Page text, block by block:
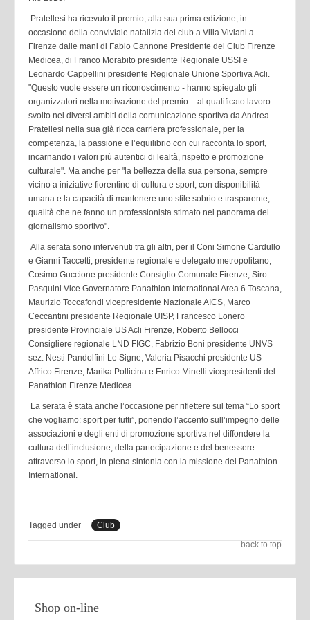
Pratellesi ha ricevuto il premio, alla sua prima edizione, in
occasione della conviviale natalizia del club a Villa Viviani a
Firenze dalle mani di Fabio Cannone Presidente del Club Firenze
Medicea, di Franco Morabito presidente Regionale USSI e
Leonardo Cappellini presidente Regionale Unione Sportiva Acli.
"Questo vuole essere un riconoscimento - hanno spiegato gli
organizzatori nella motivazione del premio - al qualificato lavoro
svolto nei diversi ambiti della comunicazione sportiva da Andrea
Pratellesi nella sua già ricca carriera professionale, per la
competenza, la passione e l’equilibrio con cui racconta lo sport,
incarnando i valori più autentici di lealtà, rispetto e promozione
culturale". Ma anche per "la bellezza della sua persona, sempre
vicino a iniziative fiorentine di cultura e sport, con disponibilità
umana e la capacità di mantenere uno stile sobrio e trasparente,
qualità che ne fanno un professionista stimato nel panorama del
giornalismo sportivo".
Alla serata sono intervenuti tra gli altri, per il Coni Simone Cardullo
e Gianni Taccetti, presidente regionale e delegato metropolitano,
Cosimo Guccione presidente Consiglio Comunale Firenze, Siro
Pasquini Vice Governatore Panathlon International Area 6 Toscana,
Maurizio Toccafondi vicepresidente Nazionale AICS, Marco
Ceccantini presidente Regionale UISP, Francesco Lonero
presidente Provinciale US Acli Firenze, Roberto Bellocci
Consigliere regionale LND FIGC, Fabrizio Boni presidente UNVS
sez. Nesti Pandolfini Le Signe, Valeria Pisacchi presidente US
Affrico Firenze, Marika Pollicina e Enrico Minelli vicepresidenti del
Panathlon Firenze Medicea.
La serata è stata anche l’occasione per riflettere sul tema “Lo sport
che vogliamo: sport per tutti”, ponendo l’accento sull’impegno delle
associazioni e degli enti di promozione sportiva nel diffondere la
cultura dell’inclusione, della partecipazione e del benessere
attraverso lo sport, in piena sintonia con la missione del Panathlon
International.
Tagged under
Club
back to top
Shop on-line